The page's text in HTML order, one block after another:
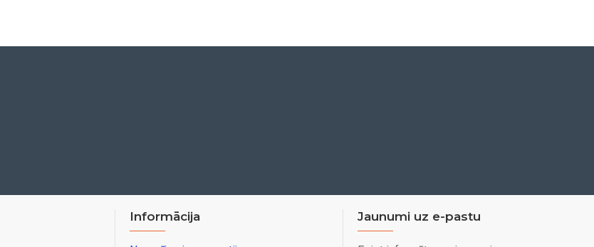
Informācija Jaunumi uz e-pastu